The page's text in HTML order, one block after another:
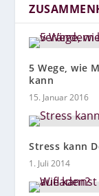
5 Wege, wie
kann
15. Januar 2016
Stress kann
1. Juli 2014